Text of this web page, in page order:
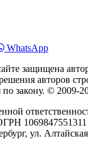
WhatsApp
защищена
авторов
по закону. © 2009-
1069847551311
ул.